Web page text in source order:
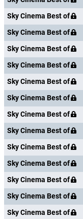
Sky Cinema Best of
Sky Cinema Best of
Sky Cinema Best of
Sky Cinema Best of
Sky Cinema Best of
Sky Cinema Best of
Sky Cinema Best of
Sky Cinema Best of
Sky Cinema Best of
Sky Cinema Best of
Sky Cinema Best of
Sky Cinema Best of
Sky Cinema Best of